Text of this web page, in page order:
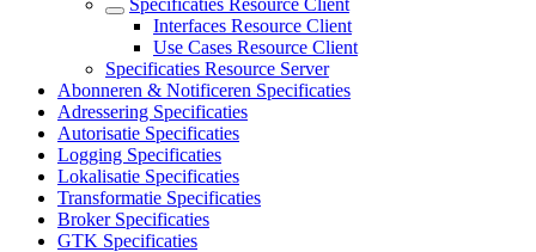
Specificaties Resource Client
Interfaces Resource Client
Use Cases Resource Client
Specificaties Resource Server
Abonneren & Notificeren Specificaties
Adressering Specificaties
Autorisatie Specificaties
Logging Specificaties
Lokalisatie Specificaties
Transformatie Specificaties
Broker Specificaties
GTK Specificaties